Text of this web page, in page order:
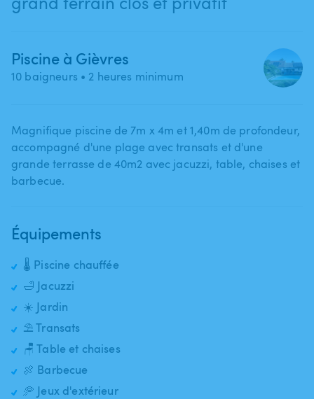
Piscine à Gièvres
10 baigneurs • 2 heures minimum
Magnifique piscine de 7m x 4m et 1​,​40m de profondeur​,​
accompagné d'une plage avec transats et d'une
grande terrasse de 40m2 avec jacuzzi​,​ table​,​ chaises et
barbecue.
Équipements
🌡️ Piscine chauffée
🛁 Jacuzzi
☀️ Jardin
⛱️ Transats
🪑 Table et chaises
🍖 Barbecue
🥏 Jeux d'extérieur